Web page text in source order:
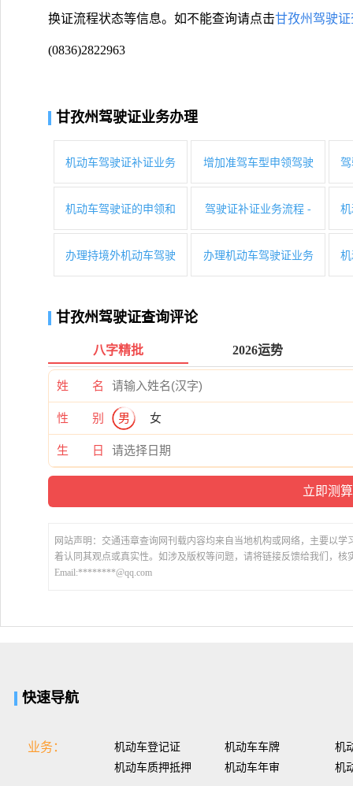
换证流程状态等信息。如不能查询请点击甘孜州驾驶
(0836)2822963
甘孜州驾驶证业务办理
机动车驾驶证补证业务 增加准驾车型申领驾驶
机动车驾驶证的申领和 驾驶证补证业务流程 -
办理持境外机动车驾驶 办理机动车驾驶证业务
甘孜州驾驶证查询评论
八字精批 2026运势
姓 名
性 别 男 女
生 日
网站声明：交通违章查询网刊载内容均来自当地机构或网络，主要以
着认同其观点或真实性。如涉及版权等问题，请将链接反馈给我们，核
Email:********@qq.com
快速导航
业务： 机动车登记证 机动车车牌
机
机动车质押抵押
机动车年审 机